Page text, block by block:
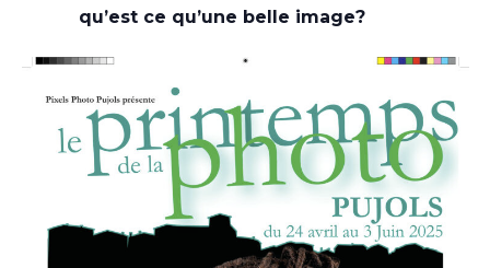
qu’est ce qu’une belle image?